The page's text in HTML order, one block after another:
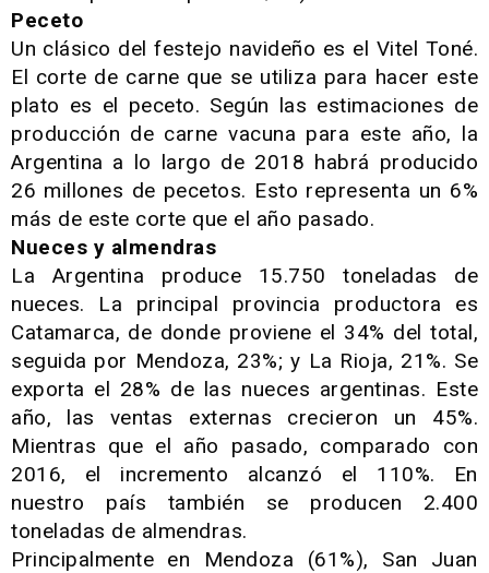
Peceto
Un clásico del festejo navideño es el Vitel Toné.
El corte de carne que se utiliza para hacer este
plato es el peceto. Según las estimaciones de
producción de carne vacuna para este año, la
Argentina a lo largo de 2018 habrá producido
26 millones de pecetos. Esto representa un 6%
más de este corte que el año pasado.
Nueces y almendras
La Argentina produce 15.750 toneladas de
nueces. La principal provincia productora es
Catamarca, de donde proviene el 34% del total,
seguida por Mendoza, 23%; y La Rioja, 21%. Se
exporta el 28% de las nueces argentinas. Este
año, las ventas externas crecieron un 45%.
Mientras que el año pasado, comparado con
2016, el incremento alcanzó el 110%. En
nuestro país también se producen 2.400
toneladas de almendras.
Principalmente en Mendoza (61%), San Juan